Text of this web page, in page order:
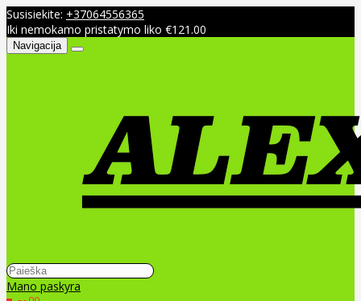
Susisiekite: +37064556365
Iki nemokamo pristatymo liko €121.00
Navigacija
Mano paskyra